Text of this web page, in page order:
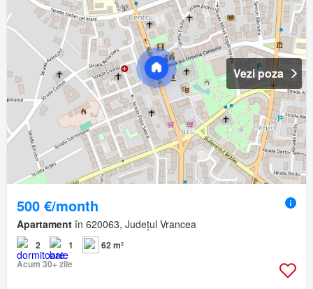
Vezi poza
500 €/month
Apartament în 620063, Județul Vrancea
2 1
62 m²
Acum 30+ zile